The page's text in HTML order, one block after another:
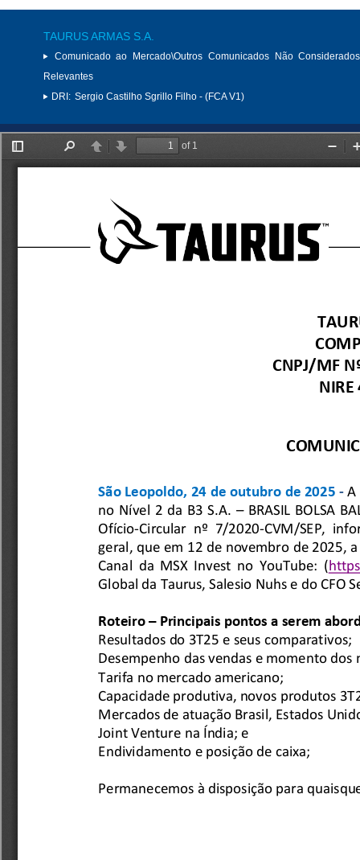
TAURUS ARMAS S.A.
Comunicado ao Mercado\Outros Comunicados Não
Relevantes
DRI: Sergio Castilho Sgrillo Filho - (FCA V1)